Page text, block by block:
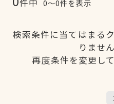
件中 0〜0件を表示
検索条件に当てはまる
りませ
再度条件を変更し